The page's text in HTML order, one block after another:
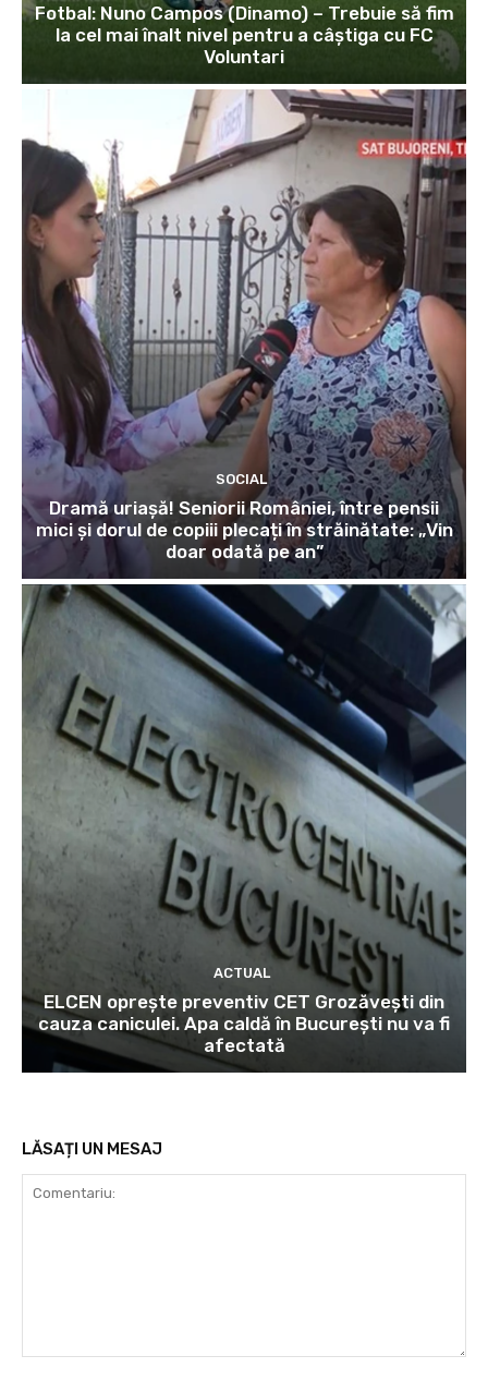
Fotbal: Nuno Campos (Dinamo) – Trebuie să fim
la cel mai înalt nivel pentru a câștiga cu FC
Voluntari
SOCIAL
Dramă uriașă! Seniorii României, între pensii
mici și dorul de copiii plecați în străinătate: „Vin
doar odată pe an”
ACTUAL
ELCEN oprește preventiv CET Grozăvești din
cauza caniculei. Apa caldă în București nu va fi
afectată
LĂSAȚI UN MESAJ